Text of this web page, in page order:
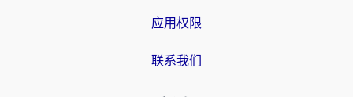
应用权限
联系我们